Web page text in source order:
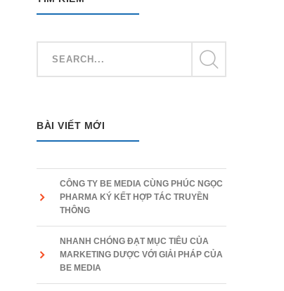
BÀI VIẾT MỚI
CÔNG TY BE MEDIA CÙNG PHÚC NGỌC
PHARMA KÝ KẾT HỢP TÁC TRUYỀN
THÔNG
NHANH CHÓNG ĐẠT MỤC TIÊU CỦA
MARKETING DƯỢC VỚI GIẢI PHÁP CỦA
BE MEDIA